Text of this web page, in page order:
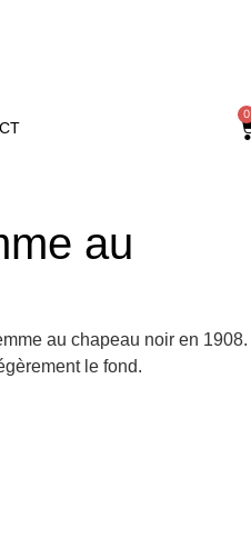
0
au
au chapeau noir en 1908.
le fond.